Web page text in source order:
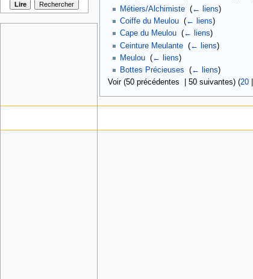
Métiers/Alchimiste ‎(← liens)
Coiffe du Meulou ‎(← liens)
Cape du Meulou ‎(← liens)
Ceinture Meulante ‎(← liens)
Meulou ‎(← liens)
Bottes Précieuses ‎(← liens)
Voir (50 précédentes | 50 suivantes) (20|